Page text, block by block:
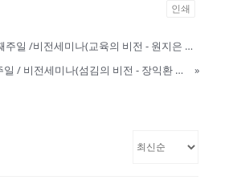
인쇄
2022.11.06 - 11월 첫째주일 /비전세미나(교육의 비전 - 원지은 목사)
2022.11.13 - 11월 둘째주일 / 비전세미나(섬김의 비전 - 장익환 목사))
»